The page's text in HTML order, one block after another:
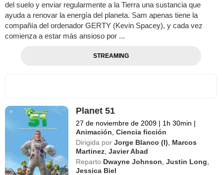
del suelo y enviar regularmente a la Tierra una sustancia que
ayuda a renovar la energía del planeta. Sam apenas tiene la
compañía del ordenador GERTY (Kevin Spacey), y cada vez
comienza a estar más ansioso por ...
STREAMING
Planet 51
27 de noviembre de 2009 | 1h 30min |
Animación ,Ciencia ficción
Dirigida por Jorge Blanco (I)
Marcos
Martinez ,Javier Abad
Reparto Dwayne Johnson ,Justin Long
Jessica Biel